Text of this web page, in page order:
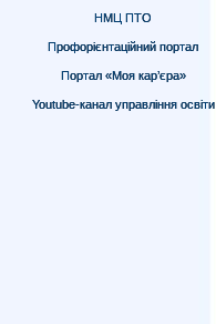
НМЦ ПТО
Профорієнтаційний портал
Портал «Моя кар’єра»
Youtube-канал управління освіти